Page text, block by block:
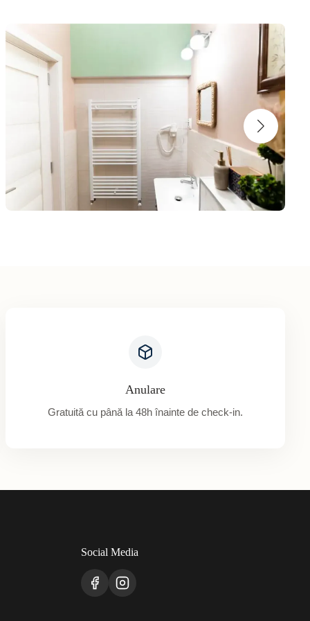
Anulare
Gratuită cu până la 48h înainte de check-in.
Social Media